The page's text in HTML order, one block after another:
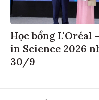
Học bổng L'Oréal
in Science 2026
30/9